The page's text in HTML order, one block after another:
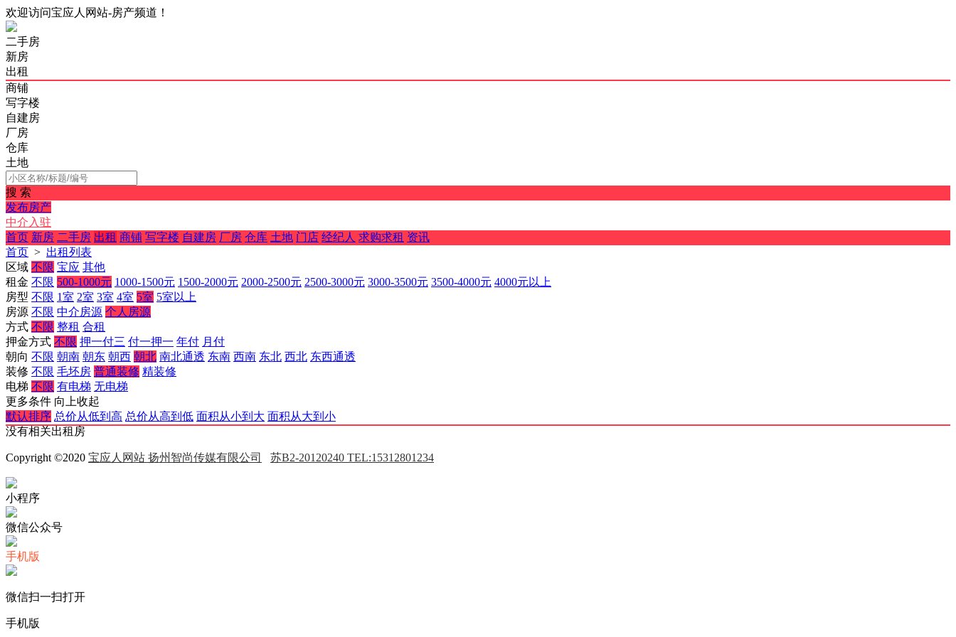
欢迎访问宝应人网站-房产频道！
二手房
新房
出租
商铺
写字楼
自建房
厂房
仓库
土地
搜 索
发布房产
中介入驻
首页 新房 二手房 出租 商铺 写字楼 自建房 厂房 仓库 土地 门店 经纪人 求购求租 资讯
首页 > 出租列表
区域 不限 宝应 其他
租金 不限 500-1000元 1000-1500元 1500-2000元 2000-2500元 2500-3000元 3000-3500元 3500-4000元 4000元以上
房型 不限 1室 2室 3室 4室 5室 5室以上
房源 不限 中介房源 个人房源
方式 不限 整租 合租
押金方式 不限 押一付三 付一押一 年付 月付
朝向 不限 朝南 朝东 朝西 朝北 南北通透 东南 西南 东北 西北 东西通透
装修 不限 毛坯房 普通装修 精装修
电梯 不限 有电梯 无电梯
更多条件 向上收起
默认排序 总价从低到高 总价从高到低 面积从小到大 面积从大到小
没有相关出租房
Copyright ©2020 宝应人网站 扬州智尚传媒有限公司 苏B2-20120240 TEL:15312801234
小程序
微信公众号
手机版
微信扫一扫打开
手机版